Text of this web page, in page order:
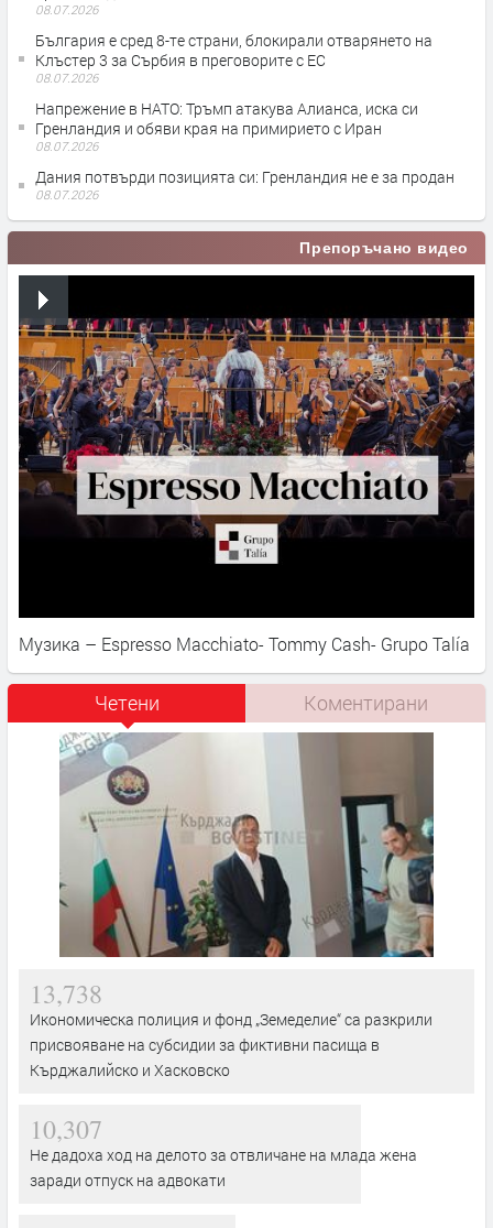
08.07.2026
България е сред 8-те страни, блокирали отварянето на
Клъстер 3 за Сърбия в преговорите с ЕС
08.07.2026
Напрежение в НАТО: Тръмп атакува Алианса, иска си
Гренландия и обяви края на примирието с Иран
08.07.2026
Дания потвърди позицията си: Гренландия не е за продан
08.07.2026
Препоръчано видео
Музика – Espresso Macchiato- Tommy Cash- Grupo Talía
Четени Коментирани
13,738
Икономическа полиция и фонд „Земеделие“ са разкрили
присвояване на субсидии за фиктивни пасища в
Кърджалийско и Хасковско
10,307
Не дадоха ход на делото за отвличане на млада жена
заради отпуск на адвокати